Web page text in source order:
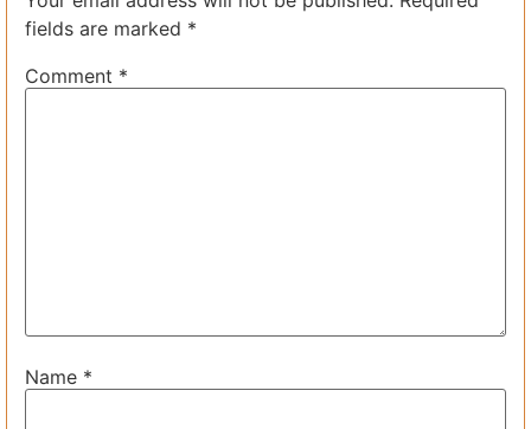
fields are marked *
Comment *
Name *